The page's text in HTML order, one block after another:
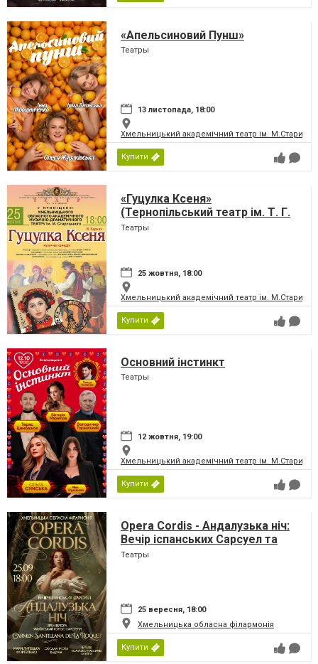
«Апельсиновий Пунш»
Театры
13 листопада, 18:00
Хмельницький академічний театр ім.
Купити
«Гуцулка Ксеня»
(Тернопільський театр ім. Т. Г.
Шевченка)
Театры
25 жовтня, 18:00
Хмельницький академічний театр ім.
Купити
Основний інстинкт
Театры
12 жовтня, 19:00
Хмельницький академічний театр ім.
Купити
Opera Cordis - Андалузька ніч:
Вечір іспанських Сарсуел та
фламенко
Театры
25 вересня, 18:00
Хмельницька обласна філармонія
Купити